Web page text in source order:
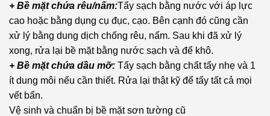
+ Bề mặt chứa rêu/nấm:Tẩy sạch bằng nước với áp lực
cao hoặc bằng dụng cụ đục, cạo. Bên cạnh đó cũng cần
xử lý bằng dung dịch chống rêu, nấm. Sau khi đã xử lý
xong, rửa lại bề mặt bằng nước sạch và để khô.
+ Bề mặt chứa dầu mỡ: Tẩy sạch bằng chất tẩy nhẹ và 1
ít dung môi nếu cần thiết. Rửa lại thật kỹ để tẩy tất cả mọi
vết bẩn.
Vệ sinh và chuẩn bị bề mặt sơn tường cũ